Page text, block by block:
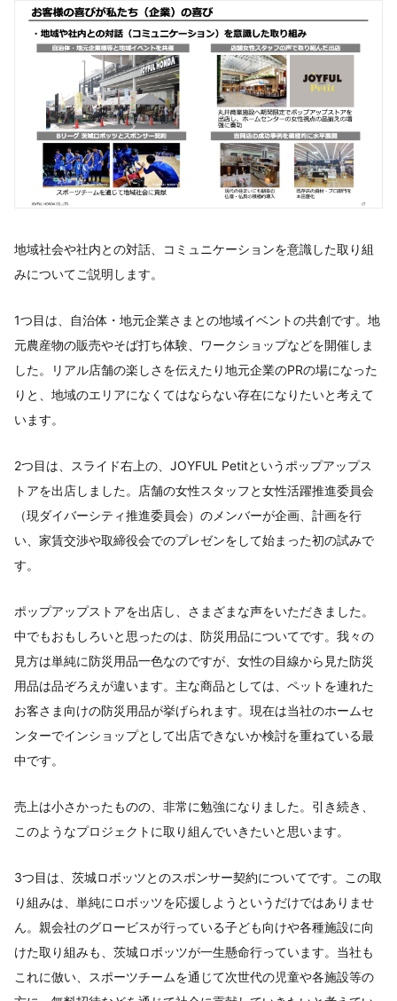
地域社会や社内との対話、コミュニケーションを意識した取り組
みについてご説明します。
1つ目は、自治体・地元企業さまとの地域イベントの共創です。地
元農産物の販売やそば打ち体験、ワークショップなどを開催しま
した。リアル店舗の楽しさを伝えたり地元企業のPRの場になった
りと、地域のエリアになくてはならない存在になりたいと考えて
います。
2つ目は、スライド右上の、JOYFUL Petitというポップアップス
トアを出店しました。店舗の女性スタッフと女性活躍推進委員会
（現ダイバーシティ推進委員会）のメンバーが企画、計画を行
い、家賃交渉や取締役会でのプレゼンをして始まった初の試みで
す。
ポップアップストアを出店し、さまざまな声をいただきました。
中でもおもしろいと思ったのは、防災用品についてです。我々の
見方は単純に防災用品一色なのですが、女性の目線から見た防災
用品は品ぞろえが違います。主な商品としては、ペットを連れた
お客さま向けの防災用品が挙げられます。現在は当社のホームセ
ンターでインショップとして出店できないか検討を重ねている最
中です。
売上は小さかったものの、非常に勉強になりました。引き続き、
このようなプロジェクトに取り組んでいきたいと思います。
3つ目は、茨城ロボッツとのスポンサー契約についてです。この取
り組みは、単純にロボッツを応援しようというだけではありませ
ん。親会社のグロービスが行っている子ども向けや各種施設に向
けた取り組みも、茨城ロボッツが一生懸命行っています。当社も
これに倣い、スポーツチームを通じて次世代の児童や各施設等の